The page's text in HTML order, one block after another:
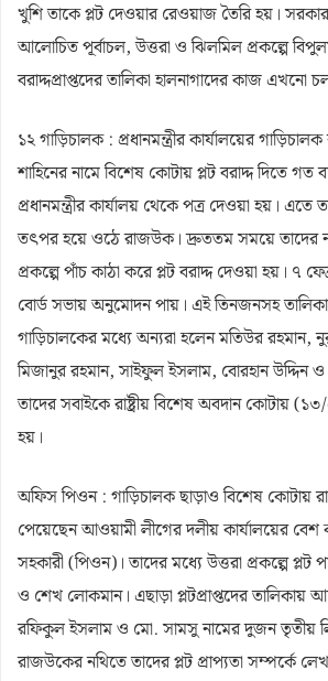
খুশি তাকে প্লট দেওয়ার রেওয়াজ তৈরি হয়।
আলোচিত পূর্বাচল, উত্তরা ও ঝিলমিল প্রকল্পে
বরাদ্দপ্রাপ্তদের তালিকা হালনাগাদের কাজ এখনো
১২ গাড়িচালক : প্রধানমন্ত্রীর কার্যালয়ের
শাহিনের নামে বিশেষ কোটায় প্লট বরাদ্দ দিতে
প্রধানমন্ত্রীর কার্যালয় থেকে পত্র দেওয়া হয়। এতে
তৎপর হয়ে ওঠে রাজউক। দ্রুততম সময়ে তাদের
প্রকল্পে পাঁচ কাঠা করে প্লট বরাদ্দ দেওয়া হয়। ৭
বোর্ড সভায় অনুমোদন পায়। এই তিনজনসহ
গাড়িচালকের মধ্যে অন্যরা হলেন মতিউর রহমান,
মিজানুর রহমান, সাইফুল ইসলাম, বোরহান উদ্দিন
তাদের সবাইকে রাষ্ট্রীয় বিশেষ অবদান কোটায়
হয়।
অফিস পিওন : গাড়িচালক ছাড়াও বিশেষ কোটায়
পেয়েছেন আওয়ামী লীগের দলীয় কার্যালয়ের
সহকারী (পিওন)। তাদের মধ্যে উত্তরা প্রকল্পে প্লট
ও শেখ লোকমান। এছাড়া প্লটপ্রাপ্তদের তালিকায়
রফিকুল ইসলাম ও মো. সামসু নামের দুজন তৃতীয়
রাজউকের নথিতে তাদের প্লট প্রাপ্যতা সম্পর্কে